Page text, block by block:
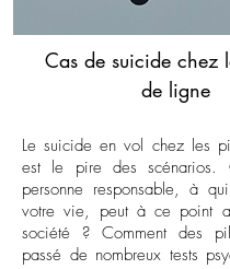
Cas de suicide chez
de ligne
Le suicide en vol chez les
est le pire des scénarios.
personne responsable, à
votre vie, peut à ce point
société ? Comment des
passé de nombreux tests